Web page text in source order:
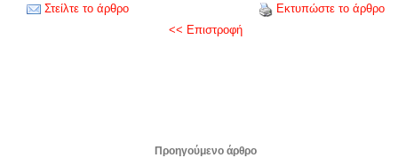
Στείλτε το άρθρο
Εκτυπώστε το άρθρο
<< Επιστροφή
Προηγούμενο άρθρο